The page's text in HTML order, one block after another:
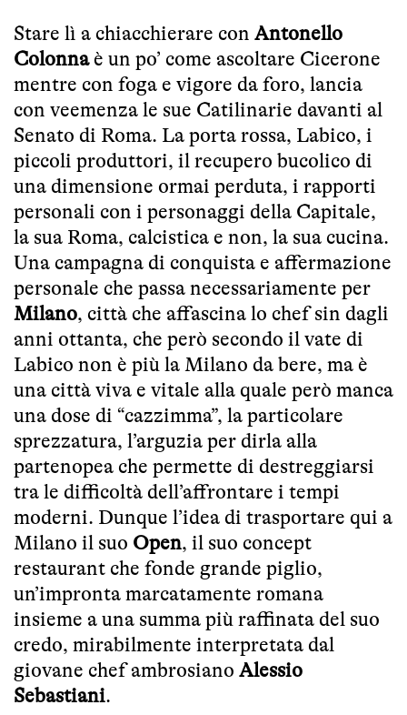
Stare lì a chiacchierare con Antonello
Colonnaè un po’ come ascoltare Cicerone
mentre con foga e vigore da foro, lancia
con veemenza le sue Catilinarie davanti al
Senato di Roma. La porta rossa, Labico, i
piccoli produttori, il recupero bucolico di
una dimensione ormai perduta, i rapporti
personali con i personaggi della Capitale,
la sua Roma, calcistica e non, la sua cucina.
Una campagna di conquista e affermazione
personale che passa necessariamente per
Milano, città che affascina lo chef sin dagli
anni ottanta, che però secondo il vate di
Labico non è più la Milano da bere, ma è
una città viva e vitale alla quale però manca
una dose di “cazzimma”, la particolare
sprezzatura, l’arguzia per dirla alla
partenopea che permette di destreggiarsi
tra le difficoltà dell’affrontare i tempi
moderni. Dunque l’idea di trasportare qui a
Milano il suo Open, il suo concept
restaurant che fonde grande piglio,
un’impronta marcatamente romana
insieme a una summa più raffinata del suo
credo, mirabilmente interpretata dal
giovane chef ambrosiano Alessio
Sebastiani.